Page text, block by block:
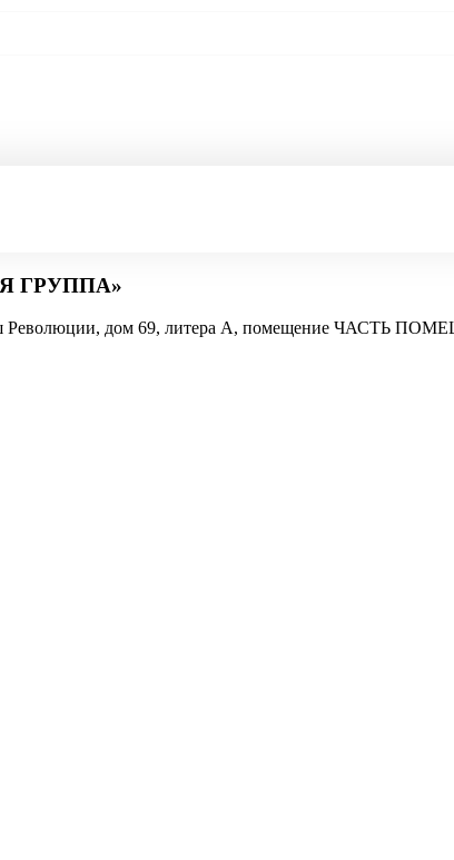
ГРУППА»
ш Революции, дом 69, литера А, помещение ЧАСТЬ